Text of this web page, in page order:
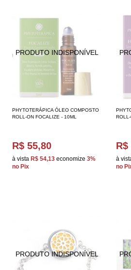
PHYTOTERÁPICA ÓLEO COMPOSTO
ROLL-ON FOCALIZE - 10ML
R$ 55,80
à vista R$ 54,13 economize 3%
no Pix
R$
à
no